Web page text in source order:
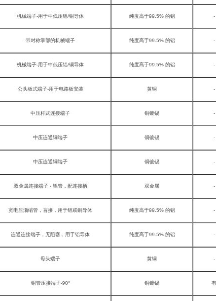
机械端子-用于中低压铝/铜导体 纯度高于99.5% 的铝 -
带对称掌部的机械端子 纯度高于99.5% 的铝 -
机械端子-用于中低压铝/铜导体 纯度高于99.5% 的铝 -
公头板式端子-用于电路板安装 黄铜 -
中压杆式连接端子 铜镀锡 -
中压连通铜端子 铜镀锡 -
中压连通铜端子 铜镀锡 -
双金属连接端子 - 铝管，配连接柄 双金属 -
宽电压渐缩管，盲接，用于铝或铜导体 纯度高于99.5% 的铝 -
连通连接端子，无阻塞，用于铝导体 纯度高于99.5% 的铝 -
母头端子 黄铜 -
铜管压接端子-90° 铜镀锡 有